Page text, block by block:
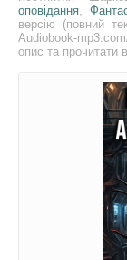
оповідання,
версію (повний
Audiobook-
опис та прочитати